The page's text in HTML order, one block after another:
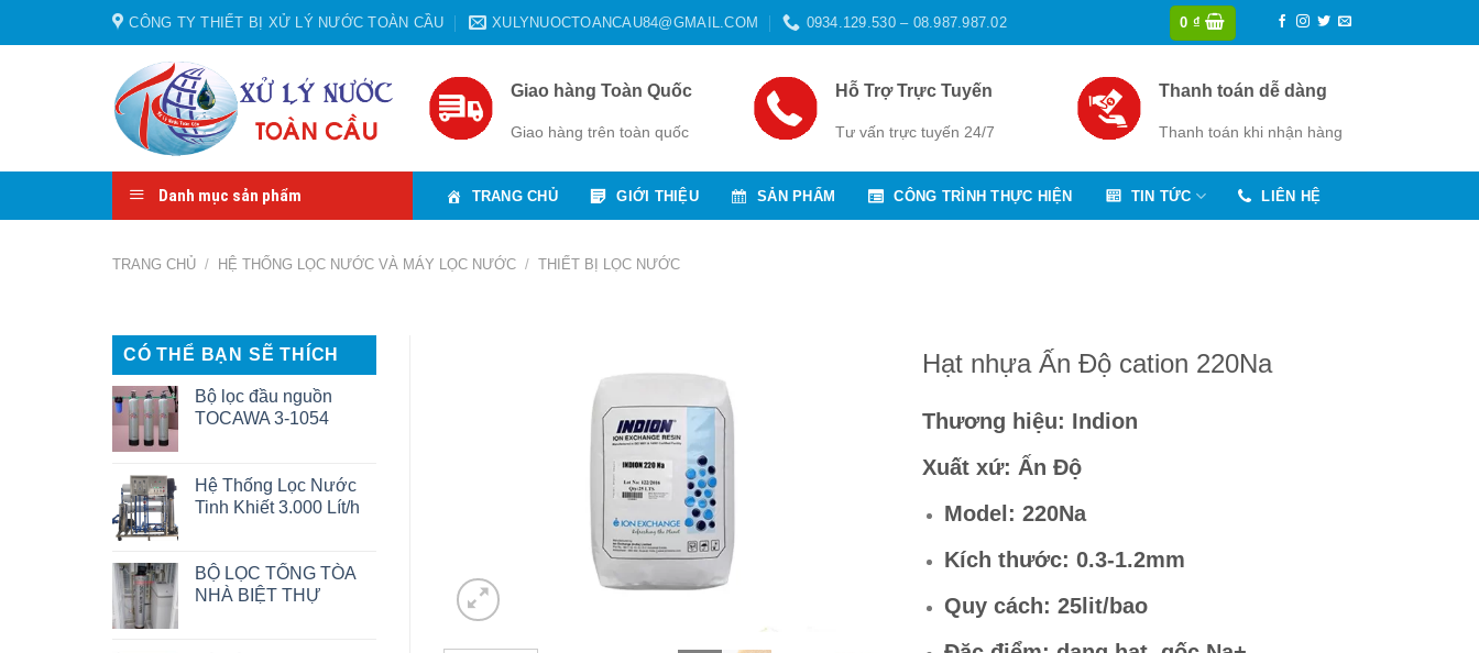
CÔNG TY THIẾT BỊ XỬ LÝ NƯỚC TOÀN CẦU XULYNUOCTOANCAU84@GMAIL.COM 0934.129.530 – 08.987.987.02 0 ₫
Giao hàng Toàn Quốc
Giao hàng trên toàn quốc
Hỗ Trợ Trực Tuyến
Tư vấn trực tuyến 24/7
Thanh toán dễ dàng
Thanh toán khi nhận hàng
Danh mục sản phẩm TRANG CHỦ GIỚI THIỆU SẢN PHẨM CÔNG TRÌNH THỰC HIỆN TIN TỨC LIÊN HỆ
TRANG CHỦ / HỆ THỐNG LỌC NƯỚC VÀ MÁY LỌC NƯỚC / THIẾT BỊ LỌC NƯỚC
CÓ THỂ BẠN SẼ THÍCH
Bộ lọc đầu nguồn
TOCAWA 3-1054
Hệ Thống Lọc Nước
Tinh Khiết 3.000 Lít/h
BỘ LỌC TỔNG TÒA
NHÀ BIỆT THỰ
Hạt nhựa Ấn Độ cation 220Na
Thương hiệu: Indion
Xuất xứ: Ấn Độ
Model: 220Na
Kích thước: 0.3-1.2mm
Quy cách: 25lit/bao